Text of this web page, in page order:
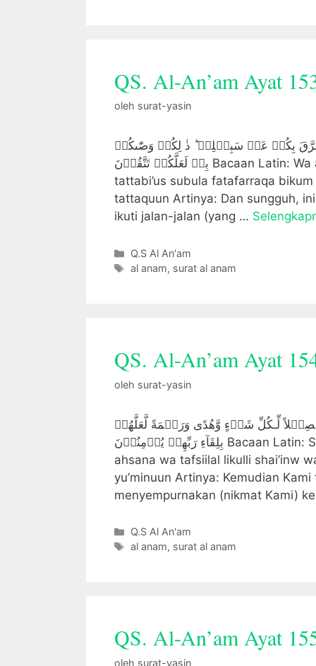
QS. Al-An’am Ayat
oleh surat-yasin
بِكُمۡ عَنۡ سَبِيۡلِهٖ‌ ؕ ذٰ لِكُمۡ وَصّٰٮكُمۡ
بِهٖ لَعَلَّكُمۡ تَتَّقُوۡنَ Bacaan Latin: Wa annna haazaa Siraatii mustaqiiman fattabi’uuhu wa laa
tattabi’us subula fatafarraqa
tattaquun Artinya: Dan sungguh,
ikuti jalan-jalan (yang …
Kategori
Q.S Al An'am
Tag
al anam, surat al anam
QS. Al-An’am Ayat
oleh surat-yasin
لِّـكُلِّ شَىۡءٍ وَّهُدًى وَرَحۡمَةً لَّعَلَّهُمۡ
بِلِقَآءِ رَبِّهِمۡ يُؤۡمِنُوۡنَ Bacaan Latin: Summa aatainaa Muusal Kitaaba tammaaman ‘alal laziii
ahsana wa tafsiilal likulli shai’inw
yu’minuun Artinya: Kemudian
menyempurnakan (nikmat Kami)
Kategori
Q.S Al An'am
Tag
al anam, surat al anam
QS. Al-An’am Ayat
oleh surat-yasin